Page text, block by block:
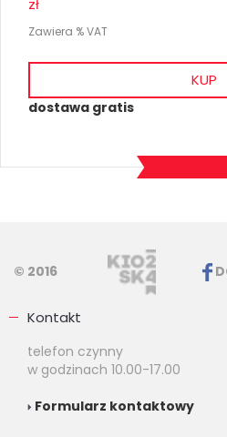
zł
Zawiera % VAT
KUP
dostawa gratis
© 2016
Kontakt
telefon czynny
w godzinach 10.00-17.00
Formularz kontaktowy